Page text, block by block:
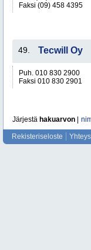
Faksi (09) 458 4395
49. Tecwill Oy
Puh. 010 830 2900
Faksi 010 830 2901
Järjestä hakuarvon
Rekisteriseloste